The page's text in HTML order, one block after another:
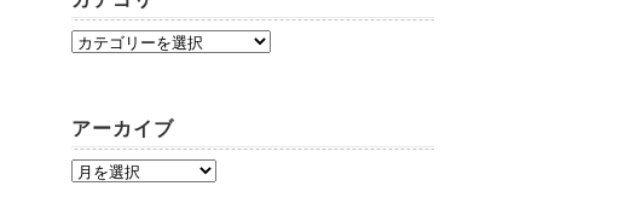
アーカイブ